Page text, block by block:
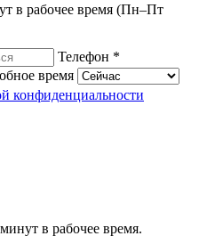
в рабочее время (Пн–Пт
Телефон *
время
конфиденциальности
в рабочее время.